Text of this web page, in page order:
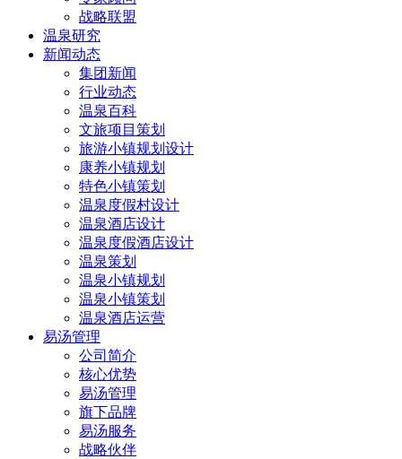
战略联盟
温泉研究
新闻动态
集团新闻
行业动态
温泉百科
文旅项目策划
旅游小镇规划设计
康养小镇规划
特色小镇策划
温泉度假村设计
温泉酒店设计
温泉度假酒店设计
温泉策划
温泉小镇规划
温泉小镇策划
温泉酒店运营
易汤管理
公司简介
核心优势
易汤管理
旗下品牌
易汤服务
战略伙伴